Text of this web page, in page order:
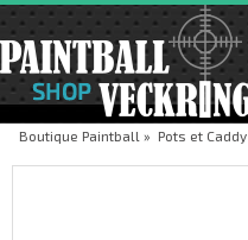
Boutique Paintball » Pots et Caddy